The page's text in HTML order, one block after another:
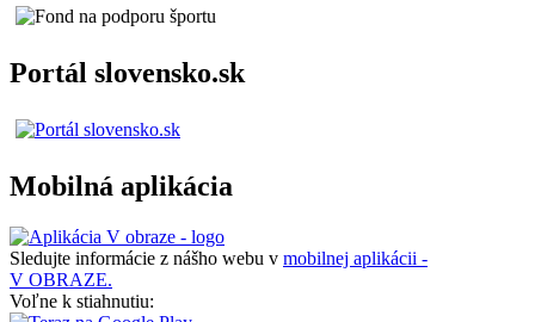
Portál slovensko.sk
Mobilná aplikácia
Sledujte informácie z nášho webu v mobilnej aplikácii -
V OBRAZE.
Voľne k stiahnutiu: